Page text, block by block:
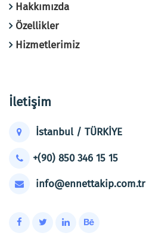
Hakkımızda
Özellikler
Hizmetlerimiz
İletişim
İstanbul / TÜRKİYE
+(90) 850 346 15 15
info@ennettakip.com.tr